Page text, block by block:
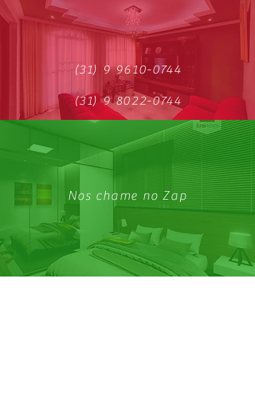
(31) 9 9610-0744
(31) 9 8022-0744
Nos chame no Zap